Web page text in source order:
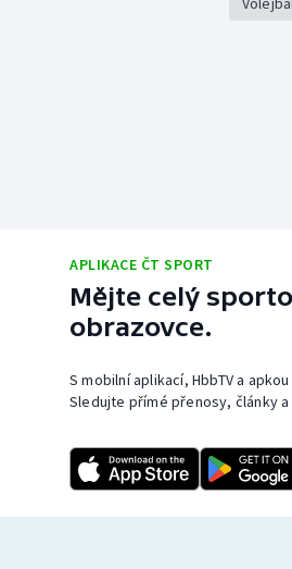
APLIKACE ČT SPORT
Mějte celý
obrazovce.
S mobilní aplikací, HbbTV a
Sledujte přímé přenosy, články